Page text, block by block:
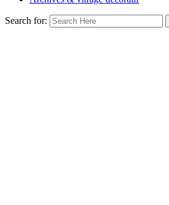
Search for: